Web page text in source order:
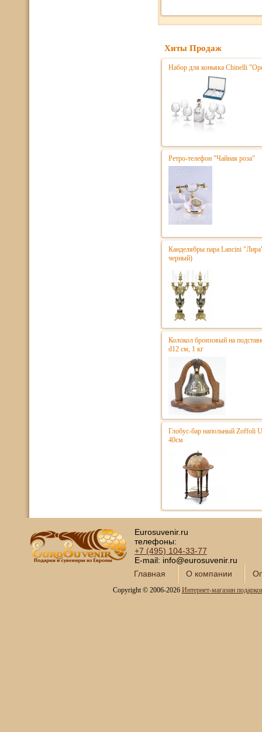
Хиты Продаж
Набор для коньяка Chinelli
Ретро-телефон "Чайная роза"
Канделябры пара Lancini
черный)
Колокол бронзовый на
d12 см, 1 кг
Глобус-бар напольный Zoffoli
40см
Eurosuvenir.ru
телефоны:
+7 (495) 104-33-77
E-mail: info@eurosuvenir.ru
Главная
О компании
Copyright © 2006-2026 Интернет-магазин